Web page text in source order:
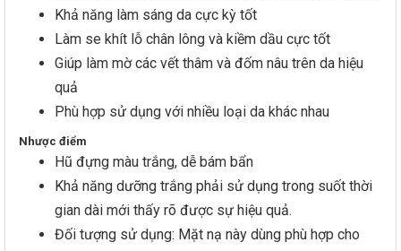
Khả năng làm sáng da cực kỳ tốt
Làm se khít lỗ chân lông và kiềm dầu cực tốt
Giúp làm mờ các vết thâm và đốm nâu trên da hiệu
quả
Phù hợp sử dụng với nhiều loại da khác nhau
Nhược điểm
Hũ đựng màu trắng, dễ bám bẩn
Khả năng dưỡng trắng phải sử dụng trong suốt thời
gian dài mới thấy rõ được sự hiệu quả.
Đối tượng sử dụng: Mặt nạ này dùng phù hợp cho